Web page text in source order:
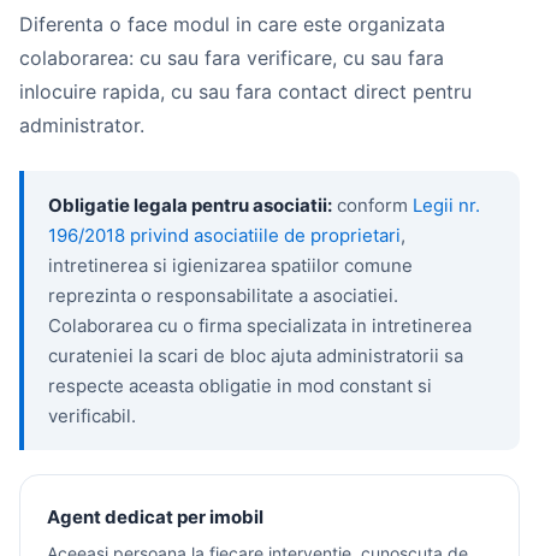
Diferenta o face modul in care este organizata
colaborarea: cu sau fara verificare, cu sau fara
inlocuire rapida, cu sau fara contact direct pentru
administrator.
Obligatie legala pentru asociatii: conform Legii nr.
196/2018 privind asociatiile de proprietari,
intretinerea si igienizarea spatiilor comune
reprezinta o responsabilitate a asociatiei.
Colaborarea cu o firma specializata in intretinerea
curateniei la scari de bloc ajuta administratorii sa
respecte aceasta obligatie in mod constant si
verificabil.
Agent dedicat per imobil